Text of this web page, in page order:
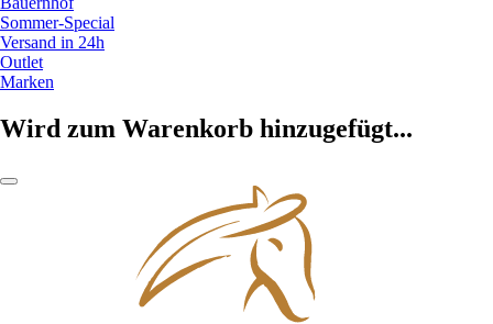
Sommer-Special
Versand in 24h
Outlet
Marken
Wird zum Warenkorb hinzugefügt...